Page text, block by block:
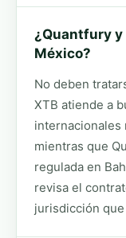
¿Quantfury y
México?
No deben
XTB atiende a
internacionales
mientras que
regulada en
revisa el
jurisdicción